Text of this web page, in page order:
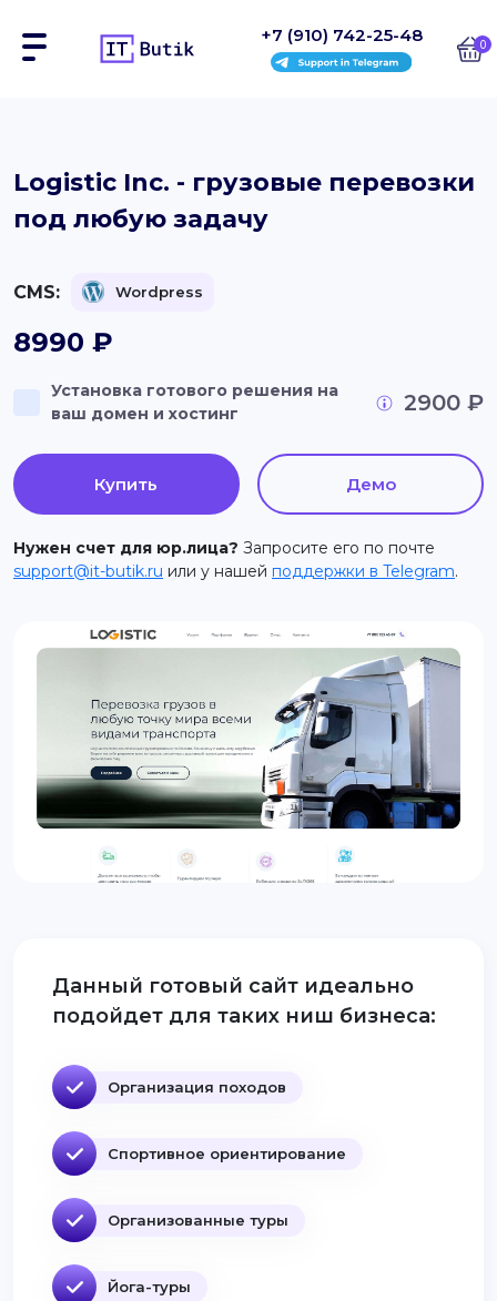
Сайты
Интернет-магазины
Блог
Контакты
+7 (910) 742-25-48 0
Logistic Inc. - грузовые перевозки
под любую задачу
CMS: Wordpress
8990 ₽
Установка готового решения на
ваш домен и хостинг
2900 ₽
Купить Демо
Нужен счет для юр.лица? Запросите его по почте
support@it-butik.ru или у нашей поддержки в Telegram.
Данный готовый сайт идеально
подойдет для таких ниш бизнеса:
Организация походов
Спортивное ориентирование
Организованные туры
Йога-туры